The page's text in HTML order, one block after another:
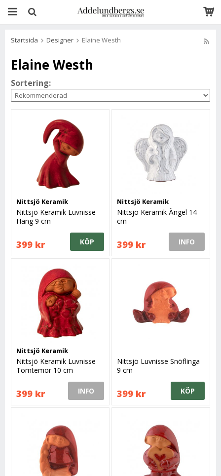
Startsida Designer Elaine Westh
Elaine Westh
Sortering:
Nittsjö Keramik
Nittsjö Keramik Luvnisse
Häng 9 cm
399 kr KÖP
Nittsjö Keramik
Nittsjö Keramik Ängel 14
cm
399 kr INFO
Nittsjö Keramik
Nittsjö Keramik Luvnisse
Tomtemor 10 cm
399 kr INFO
Nittsjö Luvnisse Snöflinga
9 cm
399 kr KÖP